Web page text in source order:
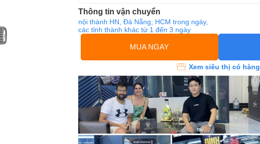
Thông tin vận chuyển
nội thành HN, Đà Nẵng, HCM trong ngày,
các tỉnh thành khác từ 1 đến 3 ngày
MUA NGAY
Xem siêu thị có hàng